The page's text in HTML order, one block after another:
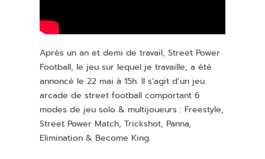
Après un an et demi de travail, Street Power
Football, le jeu sur lequel je travaille, a été
annoncé le 22 mai à 15h. Il s’agit d’un jeu
arcade de street football comportant 6
modes de jeu solo & multijoueurs : Freestyle,
Street Power Match, Trickshot, Panna,
Elimination & Become King.